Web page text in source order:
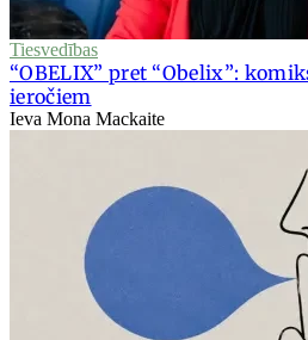
Tiesvedības
“OBELIX” pret “Obelix”:
ieročiem
Ieva Mona Mackaite